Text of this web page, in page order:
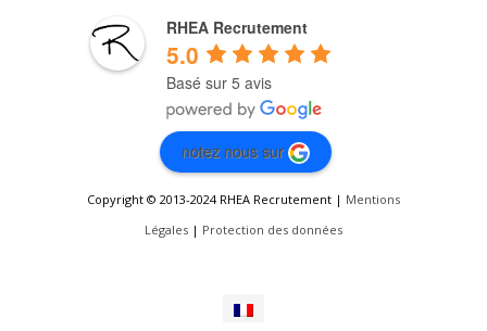
RHEA Recrutement
5.0
Basé sur 5 avis
notez nous sur
Copyright © 2013-2024 RHEA Recrutement | Mentions
Légales | Protection des données